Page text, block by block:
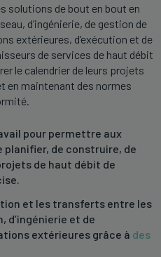
solutions de bout en bout en
d’ingénierie, de gestion de
extérieures, d’exécution et de
de services de haut débit
le calendrier de leurs projets
en maintenant des normes
pour permettre aux
planifier, de construire, de
de haut débit de
et les transferts entre les
et de
extérieures grâce à des